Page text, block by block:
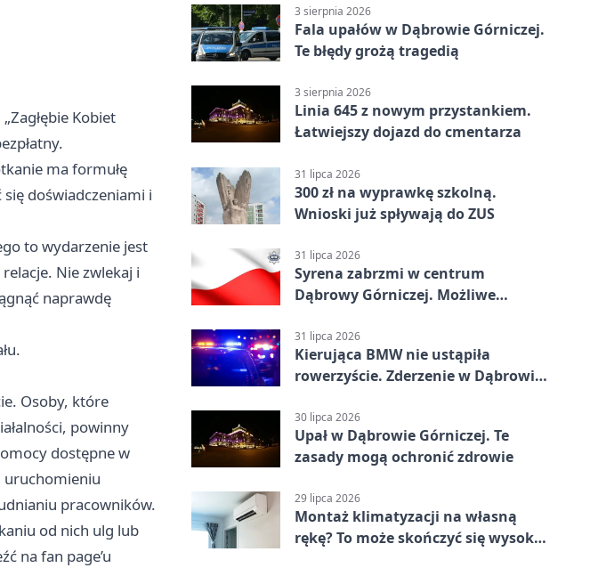
Kobiet
ma formułę
doświadczeniami i
to wydarzenie jest
Nie zwlekaj i
naprawdę
Osoby, które
powinny
dostępne w
uruchomieniu
pracowników.
od nich ulg lub
na fan page’u
3 sierpnia 2026
Fala upałów w Dąbrowie Górniczej.
Te błędy grożą tragedią
3 sierpnia 2026
Linia 645 z nowym przystankiem.
Łatwiejszy dojazd do cmentarza
31 lipca 2026
300 zł na wyprawkę szkolną.
Wnioski już spływają do ZUS
31 lipca 2026
Syrena zabrzmi w centrum
Dąbrowy Górniczej. Możliwe
31 lipca 2026
Kierująca BMW nie ustąpiła
rowerzyście. Zderzenie w Dąbrowie
30 lipca 2026
Upał w Dąbrowie Górniczej. Te
zasady mogą ochronić zdrowie
29 lipca 2026
Montaż klimatyzacji na własną
rękę? To może skończyć się wysoką